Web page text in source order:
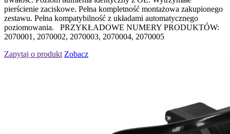
pierścienie zaciskowe. Pełna kompletność montażowa zakupionego
zestawu. Pełna kompatybilność z układami automatycznego
poziomowania. PRZYKŁADOWE NUMERY PRODUKTÓW:
2070001, 2070002, 2070003, 2070004, 2070005
Zapytaj o produkt Zobacz